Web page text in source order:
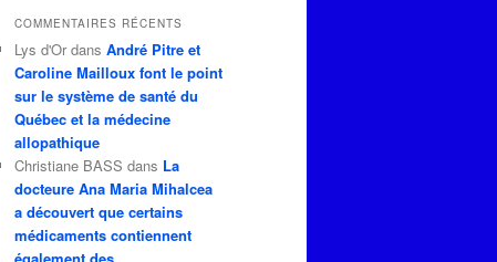
COMMENTAIRES RÉCENTS
Lys d'Or dans André Pitre et
Caroline Mailloux font le point
sur le système de santé du
Québec et la médecine
allopathique
Christiane BASS dans La
docteure Ana Maria Mihalcea
a découvert que certains
médicaments contiennent